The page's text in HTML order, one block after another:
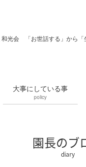
和光会 「お世話する」から「
大事にしている事
policy
園長のブ